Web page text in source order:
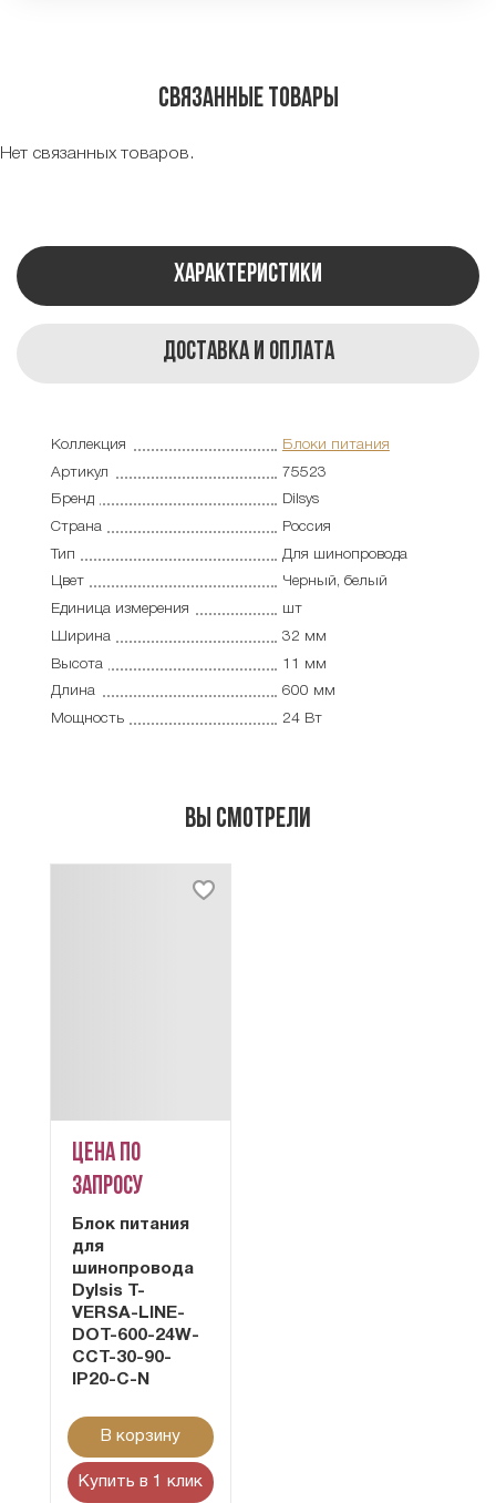
Связанные товары
Нет связанных товаров.
Характеристики
Доставка и оплата
Коллекция
Блоки питания
Артикул
75523
Бренд
Dilsys
Страна
Россия
Тип
Для шинопровода
Цвет
Черный, белый
Единица измерения
шт
Ширина
32 мм
Высота
11 мм
Длина
600 мм
Мощность
24 Вт
Вы смотрели
Цена по
запросу
Блок питания
для
шинопровода
Dylsis T-
VERSA-LINE-
DOT-600-24W-
CCT-30-90-
IP20-C-N
В корзину
Купить в 1 клик